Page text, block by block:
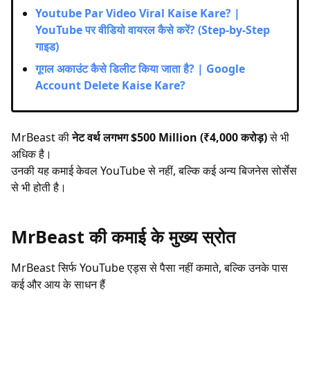
Youtube Par Video Viral Kaise Kare? |
YouTube पर वीडियो वायरल कैसे करें? (Step-by-Step
गाइड)
गूगल अकाउंट कैसे डिलीट किया जाता है? | Google
Account Delete Kaise Kare?
MrBeast कीनेट वर्थ लगभग $500 Million (₹4,000 करोड़)से भी
अधिक है।
उनकी यह कमाई केवल YouTube से नहीं, बल्कि कई अन्य बिजनेस सोर्सेस
से भी होती है।
MrBeast की कमाई के मुख्य स्रोत
MrBeast सिर्फ YouTube एड्स से पैसा नहीं कमाते, बल्कि उनके पास
कई और आय के साधन हैं